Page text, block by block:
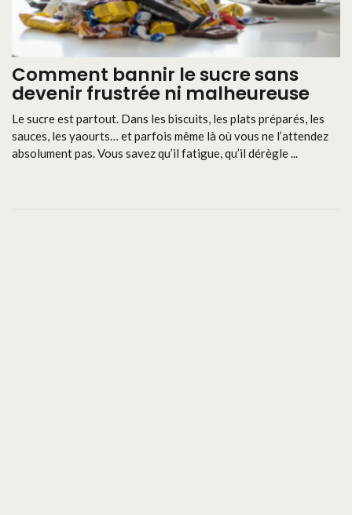
Comment bannir le sucre sans
devenir frustrée ni malheureuse
Le sucre est partout. Dans les biscuits, les plats préparés, les
sauces, les yaourts… et parfois même là où vous ne l’attendez
absolument pas. Vous savez qu’il fatigue, qu’il dérègle ...